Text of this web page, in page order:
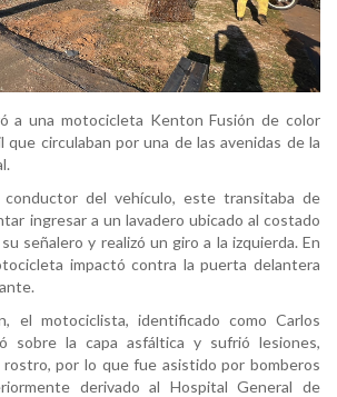
a una motocicleta Kenton Fusión de color
circulaban por una de las avenidas de la
del vehículo, este transitaba de
ingresar a un lavadero ubicado al costado
señalero y realizó un giro a la izquierda. En
impactó contra la puerta delantera
el motociclista, identificado como Carlos
sobre la capa asfáltica y sufrió lesiones,
por lo que fue asistido por bomberos
derivado al Hospital General de